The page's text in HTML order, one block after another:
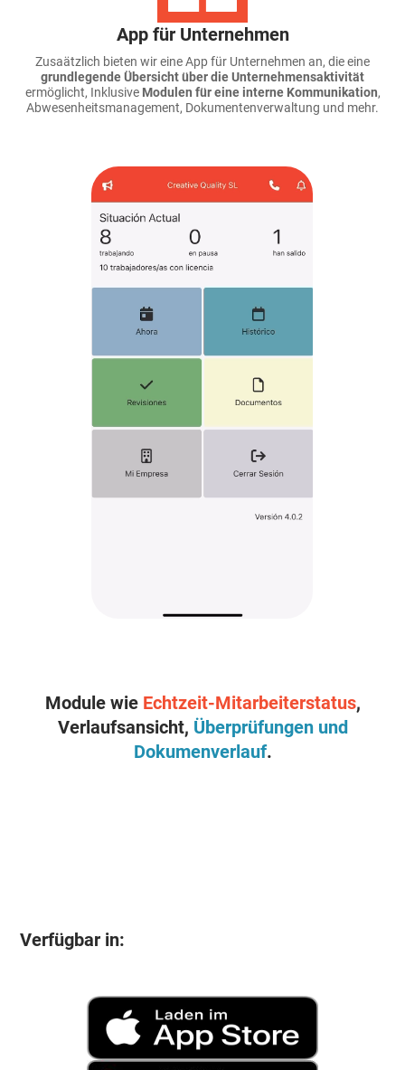
App für Unternehmen
Zusaätzlich bieten wir eine App für Unternehmen an, die eine
grundlegende Übersicht über die Unternehmensaktivität
ermöglicht, Inklusive Modulen für eine interne Kommunikation,
Abwesenheitsmanagement, Dokumentenverwaltung und mehr.
Module wie Echtzeit-Mitarbeiterstatus,
Verlaufsansicht, Überprüfungen und
Dokumenverlauf.
Verfügbar in: